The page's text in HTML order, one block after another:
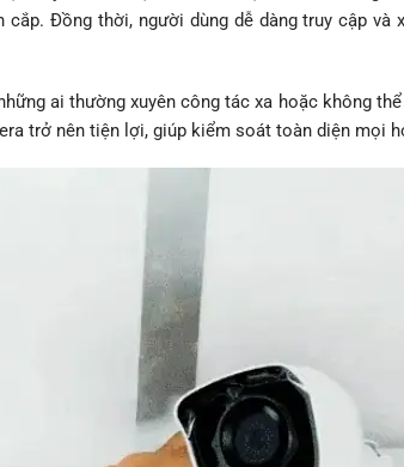
Đồng thời, người dùng dễ dàng truy cập
ai thường xuyên công tác xa hoặc không
trở nên tiện lợi, giúp kiểm soát toàn diện mọi